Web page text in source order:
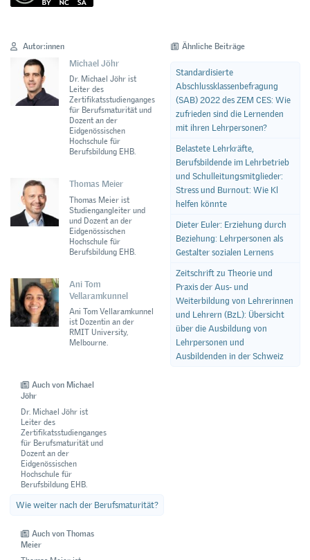
Autor:innen
Michael Jöhr
Dr. Michael Jöhr ist
Leiter des
Zertifikatsstudienganges
für Berufsmaturität und
Dozent an der
Eidgenössischen
Hochschule für
Berufsbildung EHB.
Thomas Meier
Thomas Meier ist
Studiengangleiter und
und Dozent an der
Eidgenössischen
Hochschule für
Berufsbildung EHB.
Ani Tom
Vellaramkunnel
Ani Tom Vellaramkunnel
ist Dozentin an der
RMIT University,
Melbourne.
Auch von Michael
Jöhr
Dr. Michael Jöhr ist
Leiter des
Zertifikatsstudienganges
für Berufsmaturität und
Dozent an der
Eidgenössischen
Hochschule für
Berufsbildung EHB.
Wie weiter nach der Berufsmaturität?
Auch von Thomas
Meier
Ähnliche Beiträge
Standardisierte
Abschlussklassenbefragung
(SAB) 2022 des ZEM CES: Wie
zufrieden sind die Lernenden
mit ihren Lehrpersonen?
Belastete Lehrkräfte,
Berufsbildende im Lehrbetrieb
und Schulleitungsmitglieder:
Stress und Burnout: Wie Kl
helfen könnte
Dieter Euler: Erziehung durch
Beziehung: Lehrpersonen als
Gestalter sozialen Lernens
Zeitschrift zu Theorie und
Praxis der Aus- und
Weiterbildung von Lehrerinnen
und Lehrern (BzL): Übersicht
über die Ausbildung von
Lehrpersonen und
Ausbildenden in der Schweiz